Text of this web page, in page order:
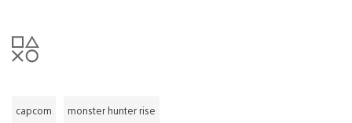
capcom monster hunter rise